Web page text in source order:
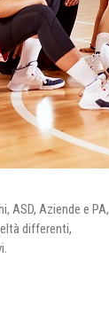
ASD, Aziende e PA,
differenti,